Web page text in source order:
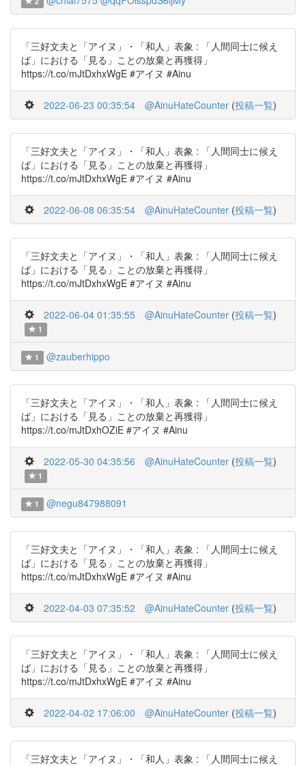
「三好文夫と「アイヌ」・「和人」表象 : 「人間同士に候え
ば」における「見る」ことの放棄と再獲得」
https://t.co/mJtDxhxWgE #アイヌ #Ainu
2022-06-23 00:35:54 @AinuHateCounter (投稿一覧)
「三好文夫と「アイヌ」・「和人」表象 : 「人間同士に候え
ば」における「見る」ことの放棄と再獲得」
https://t.co/mJtDxhxWgE #アイヌ #Ainu
2022-06-08 06:35:54 @AinuHateCounter (投稿一覧)
「三好文夫と「アイヌ」・「和人」表象 : 「人間同士に候え
ば」における「見る」ことの放棄と再獲得」
https://t.co/mJtDxhxWgE #アイヌ #Ainu
2022-06-04 01:35:55 @AinuHateCounter (投稿一覧)
1
1 @zauberhippo
「三好文夫と「アイヌ」・「和人」表象 : 「人間同士に候え
ば」における「見る」ことの放棄と再獲得」
https://t.co/mJtDxhOZiE #アイヌ #Ainu
2022-05-30 04:35:56 @AinuHateCounter (投稿一覧)
1
1 @negu847988091
「三好文夫と「アイヌ」・「和人」表象 : 「人間同士に候え
ば」における「見る」ことの放棄と再獲得」
https://t.co/mJtDxhxWgE #アイヌ #Ainu
2022-04-03 07:35:52 @AinuHateCounter (投稿一覧)
「三好文夫と「アイヌ」・「和人」表象 : 「人間同士に候え
ば」における「見る」ことの放棄と再獲得」
https://t.co/mJtDxhxWgE #アイヌ #Ainu
2022-04-02 17:06:00 @AinuHateCounter (投稿一覧)
「三好文夫と「アイヌ」・「和人」表象 : 「人間同士に候え